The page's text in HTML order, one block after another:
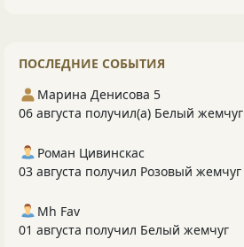
ПОСЛЕДНИЕ СОБЫТИЯ
Марина Денисова 5
06 августа получил(а) Белый жемчуг
Роман Цивинскас
03 августа получил Розовый жемчуг
Mh Fav
01 августа получил Белый жемчуг